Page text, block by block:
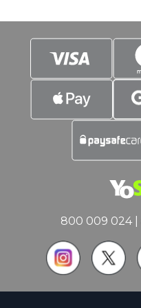
800 009 024|